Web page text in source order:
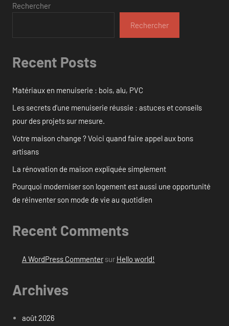
Rechercher
Rechercher
Recent Posts
Matériaux en menuiserie : bois, alu, PVC
Les secrets d’une menuiserie réussie : astuces et conseils
pour des projets sur mesure.
Votre maison change ? Voici quand faire appel aux bons
artisans
La rénovation de maison expliquée simplement
Pourquoi moderniser son logement est aussi une opportunité
de réinventer son mode de vie au quotidien
Recent Comments
A WordPress Commentersur Hello world!
Archives
août 2026